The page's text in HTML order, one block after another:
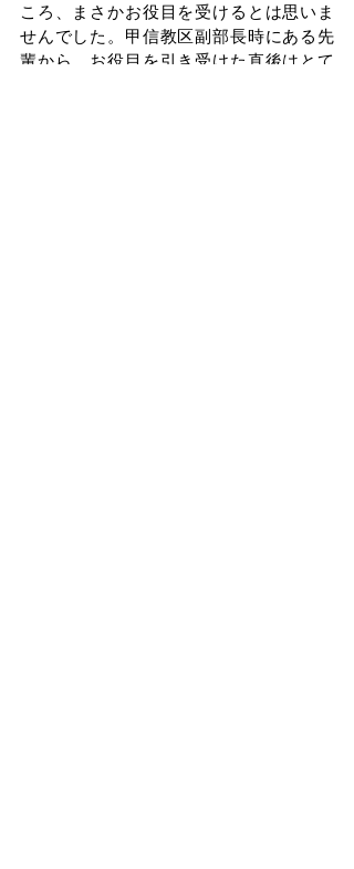
ころ、まさかお役目を受けるとは思いま
せんでした。甲信教区副部長時にある先
輩から、お役目を引き受けた直後はとて